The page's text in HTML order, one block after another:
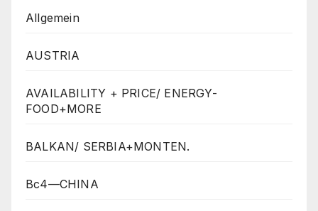
Allgemein
AUSTRIA
AVAILABILITY + PRICE/ ENERGY-
FOOD+MORE
BALKAN/ SERBIA+MONTEN.
Bc4—CHINA